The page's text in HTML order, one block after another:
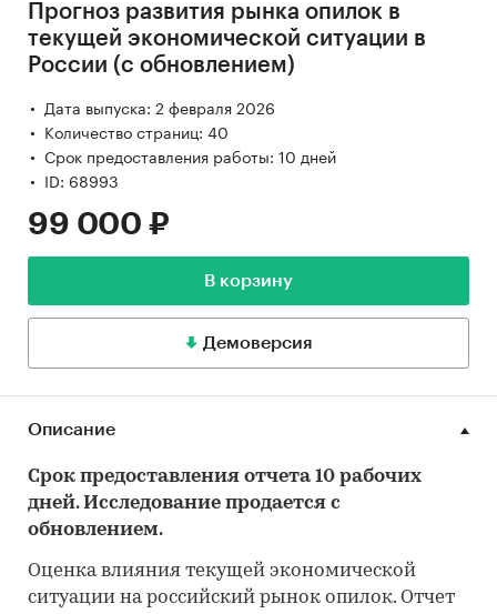
Прогноз развития рынка опилок в
текущей экономической ситуации в
России (с обновлением)
Дата выпуска: 2 февраля 2026
Количество страниц: 40
Срок предоставления работы: 10 дней
ID: 68993
99 000 ₽
В корзину
Демоверсия
Описание
Срок предоставления отчета 10 рабочих
дней. Исследование продается с
обновлением.
Оценка влияния текущей экономической
ситуации на российский рынок опилок. Отчет